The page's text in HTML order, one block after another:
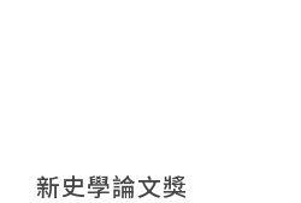
新史學論文獎